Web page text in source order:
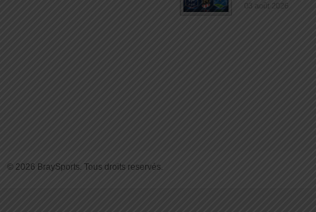
03 août 2026
© 2026 BraySports. Tous droits reservés.